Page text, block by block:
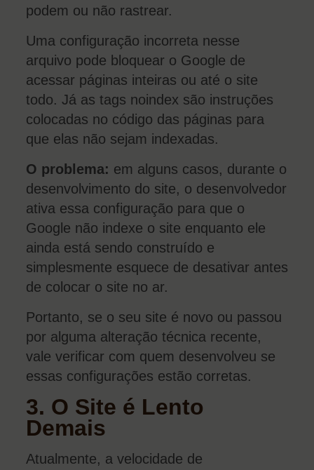
podem ou não rastrear.
Uma configuração incorreta nesse
arquivo pode bloquear o Google de
acessar páginas inteiras ou até o site
todo. Já as tags noindex são instruções
colocadas no código das páginas para
que elas não sejam indexadas.
O problema: em alguns casos, durante o
desenvolvimento do site, o desenvolvedor
ativa essa configuração para que o
Google não indexe o site enquanto ele
ainda está sendo construído e
simplesmente esquece de desativar antes
de colocar o site no ar.
Portanto, se o seu site é novo ou passou
por alguma alteração técnica recente,
vale verificar com quem desenvolveu se
essas configurações estão corretas.
3. O Site é Lento
Demais
Atualmente, a velocidade de